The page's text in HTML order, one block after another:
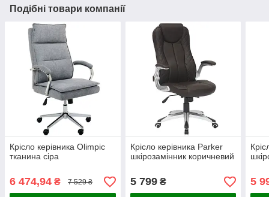
Подібні товари компанії
Крісло керівника Olimpic
тканина сіра
6 474,94 ₴ 7 529 ₴
Крісло керівника Parker
шкірозамінник коричневий
5 799₴ 5